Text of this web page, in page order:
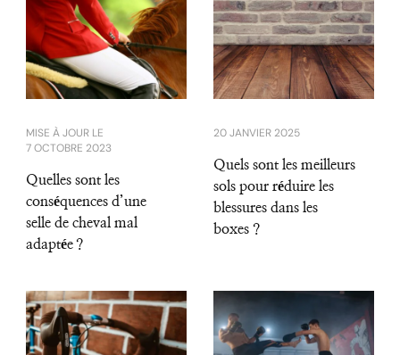
MISE À JOUR LE
7 OCTOBRE 2023
Quelles sont les
conséquences d’une
selle de cheval mal
adaptée ?
20 JANVIER 2025
Quels sont les meilleurs
sols pour réduire les
blessures dans les
boxes ?